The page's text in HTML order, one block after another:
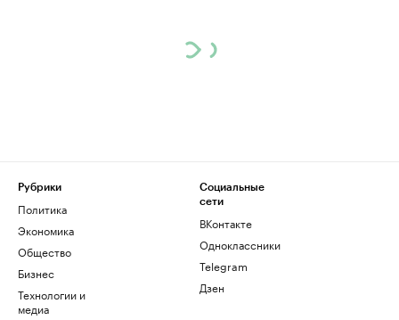
Рубрики
Политика
Экономика
Общество
Бизнес
Технологии и
медиа
Социальные
сети
ВКонтакте
Одноклассники
Telegram
Дзен